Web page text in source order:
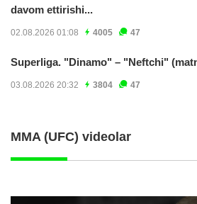
davom ettirishi...
02.08.2026 01:08 4005 47
Superliga. "Dinamo" – "Neftchi"
03.08.2026 20:32 3804 47
MMA (UFC) videolar